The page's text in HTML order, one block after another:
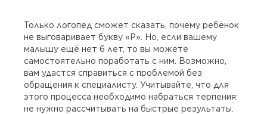
Только логопед сможет сказать, почему ребёнок
не выговаривает букву «Р». Но, если вашему
малышу ещё нет 6 лет, то вы можете
самостоятельно поработать с ним. Возможно,
вам удастся справиться с проблемой без
обращения к специалисту. Учитывайте, что для
этого процесса необходимо набраться терпения:
не нужно рассчитывать на быстрые результаты.